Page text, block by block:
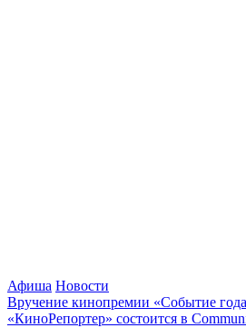
Афиша Новости
Вручение кинопремии «Событие
«КиноРепортер» состоится в